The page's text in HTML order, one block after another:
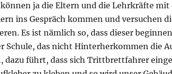
ja die Eltern und die Lehrkräfte mit
ins Gespräch kommen und versuchen
Es ist nämlich so, dass dieser
Schule, das nicht Hinterherkommen die
dazu führt, dass sich Trittbrettfahrer